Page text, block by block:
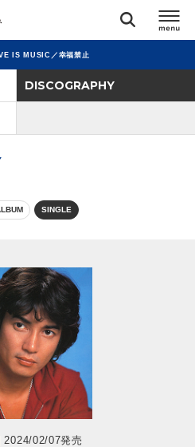
IS MUSIC／幸福禁止
DISCOGRAPHY
SINGLE
2024/02/07発売